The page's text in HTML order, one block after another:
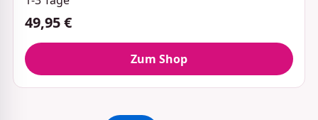
49,95 €
Zum Shop